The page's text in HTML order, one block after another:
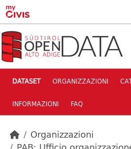
Skip to main content
DATASET ORGANIZZAZIONI
INFORMAZIONI FAQ
Organizzazioni